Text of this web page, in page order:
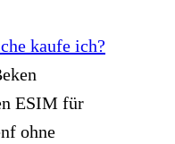
kaufe ich?
ESIM für
ohne